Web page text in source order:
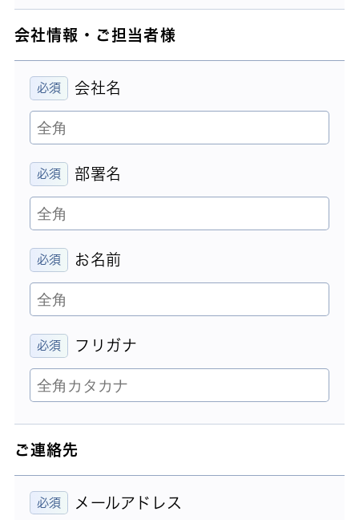
会社情報・ご担当者様
会社名
部署名
お名前
フリガナ
ご連絡先
メールアドレス